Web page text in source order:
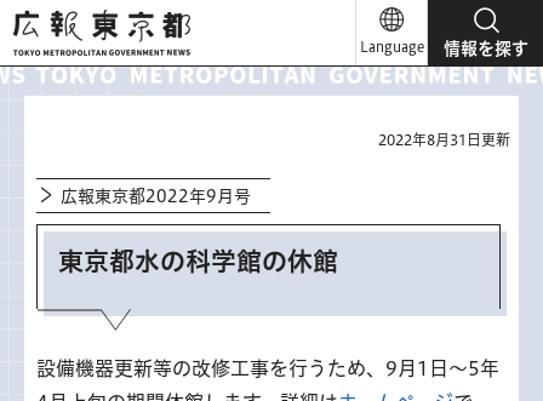
広報東京都
Language 情報を探す
2022年8月31日更新
広報東京都2022年9月号
東京都水の科学館の休館
設備機器更新等の改修工事を行うため、9月1日～5年